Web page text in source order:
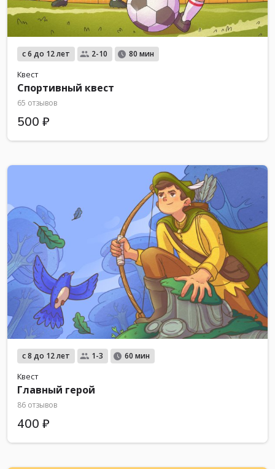
с 6 до 12 лет 2-10 80 мин
Квест
Спортивный квест
65 отзывов
500 ₽
с 8 до 12 лет 1-3 60 мин
Квест
Главный герой
86 отзывов
400 ₽